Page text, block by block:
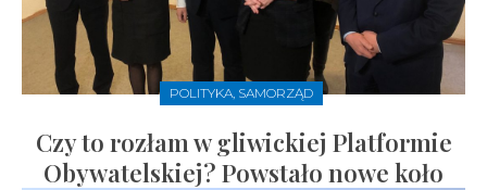
POLITYKA, SAMORZĄD
Czy to rozłam w gliwickiej Platformie
Obywatelskiej? Powstało nowe koło